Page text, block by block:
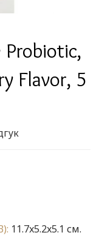
Probiotic,
Flavor, 5
11.7x5.2x5.1 см.